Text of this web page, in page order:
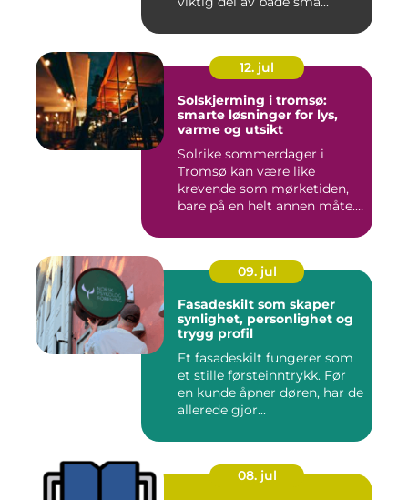
12. jul
Solskjerming i tromsø:
smarte løsninger for lys,
varme og utsikt
Solrike sommerdager i
Tromsø kan være like
krevende som mørketiden,
bare på en helt annen måte.
09. jul
Fasadeskilt som skaper
synlighet, personlighet og
trygg profil
Et fasadeskilt fungerer som
et stille førsteinntrykk. Før
en kunde åpner døren, har de
allerede gjor...
08. jul